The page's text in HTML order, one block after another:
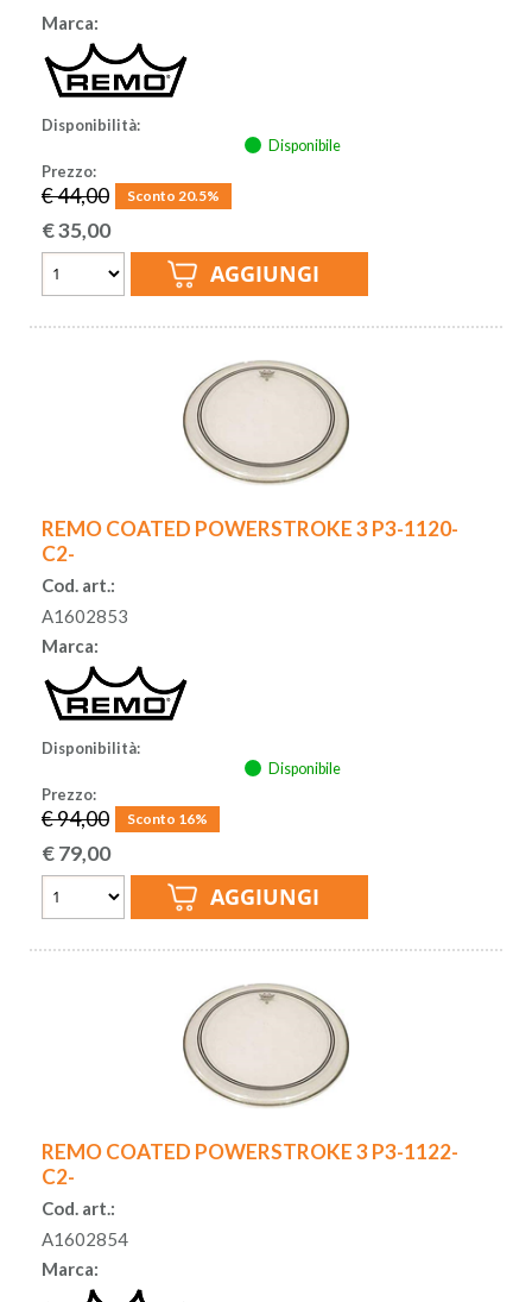
Marca:
Disponibilità:
Disponibile
Prezzo:
€ 44,00 Sconto 20.5%
€35,00
REMO COATED POWERSTROKE 3 P3-1120-
C2-
Cod. art.:
A1602853
Marca:
Disponibilità:
Disponibile
Prezzo:
€ 94,00 Sconto 16%
€79,00
REMO COATED POWERSTROKE 3 P3-1122-
C2-
Cod. art.:
A1602854
Marca: